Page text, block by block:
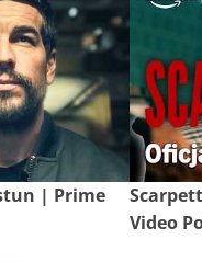
| Prime
Video